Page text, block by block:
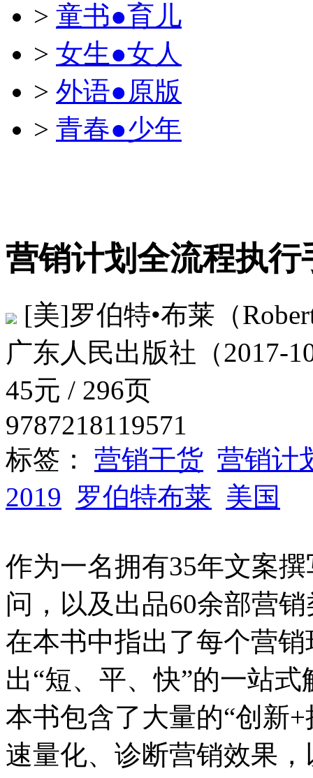
> 童书●育儿
> 女生●女人
> 外语●原版
> 青春●少年
营销计划全流程执
[美]罗伯特•布莱（
广东人民出版社（2017-
45元 / 296页
9787218119571
标签： 营销干货 营销计
2019 罗伯特布莱 美国
作为一名拥有35年文案
问，以及出品60余部营
在本书中指出了每个营
出“短、平、快”的一站式
本书包含了大量的“创新
速量化、诊断营销效果